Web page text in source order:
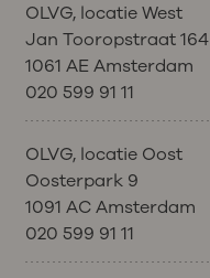
OLVG, locatie West
Jan Tooropstraat 164
1061 AE Amsterdam
020 599 91 11
OLVG, locatie Oost
Oosterpark 9
1091 AC Amsterdam
020 599 91 11